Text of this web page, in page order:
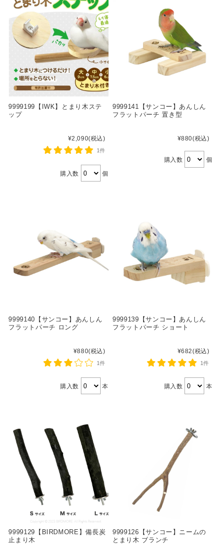
9999199【IWK】とまり木ステ
ップ
¥2,090(税込)
1件
購入数 個
9999141【サンコー】あんしん
フラットパーチ 置き型
¥880(税込)
購入数 個
9999140【サンコー】あんしん
フラットパーチ ロング
¥880(税込)
1件
購入数 本
9999139【サンコー】あんしん
フラットパーチ ショート
¥682(税込)
1件
購入数 本
9999129【BIRDMORE】備長炭
止まり木
9999126【サンコー】ニームの
とまり木 ブランチ